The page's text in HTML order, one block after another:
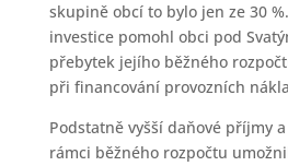
skupině obcí to bylo jen ze 30
investice pomohl obci pod
přebytek jejího běžného
při financování provozních
Podstatně vyšší daňové příjmy
rámci běžného rozpočtu